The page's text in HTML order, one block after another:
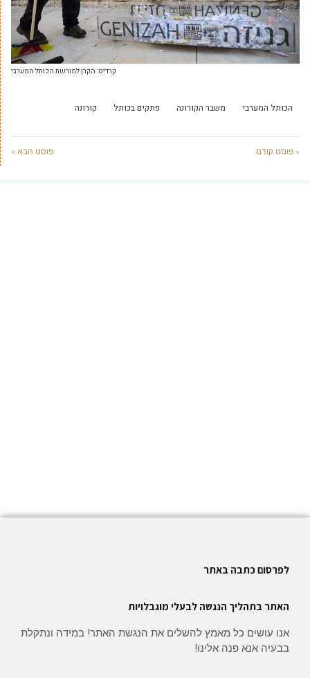
קרדיט: הקרן למורשת הכותל המערבי
הכותל המערבי משבר הקורונה פתקים בכותל קורונה
« פוסט קודם פוסט הבא »
לפרסום כתבה באתר
האתר בתהליך הנגשה לבעלי מוגבלויות
אנו עושים כל מאמץ להשלים את הנגשת האתר! במידה ונתקלת
בבעיה אנא פנה אלינו!